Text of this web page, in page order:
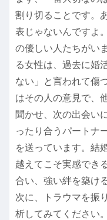
割り切ることです。
表じゃないんですよ
の優しい人たちがい
る女性は、過去に婚
ない」と言われて傷
はその人の意見で、
聞かせ、次の出会い
ったり合うパートナ
を送っています。結
越えてこそ実感でき
合い、強い絆を築け
次に、トラウマを振
析してみてください